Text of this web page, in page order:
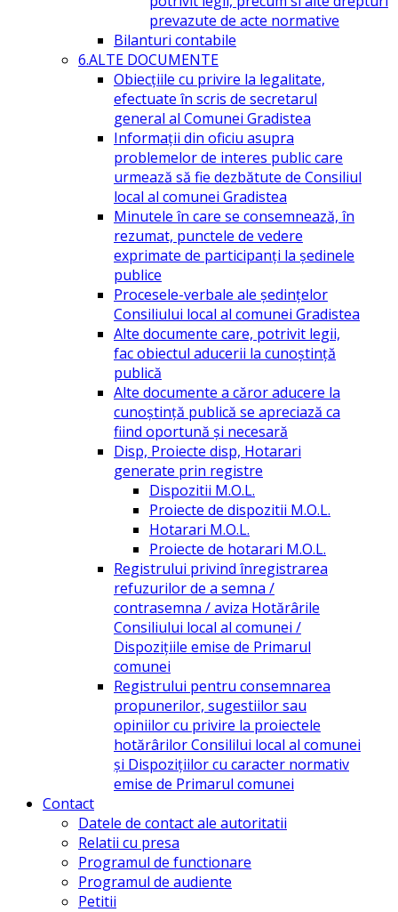
prevazute de acte normative
Bilanturi contabile
6.ALTE DOCUMENTE
Obiecțiile cu privire la legalitate,
efectuate în scris de secretarul
general al Comunei Gradistea
Informații din oficiu asupra
problemelor de interes public care
urmează să fie dezbătute de Consiliul
local al comunei Gradistea
Minutele în care se consemnează, în
rezumat, punctele de vedere
exprimate de participanți la ședinele
publice
Procesele-verbale ale ședințelor
Consiliului local al comunei Gradistea
Alte documente care, potrivit legii,
fac obiectul aducerii la cunoștință
publică
Alte documente a căror aducere la
cunoștință publică se apreciază ca
fiind oportună și necesară
Disp, Proiecte disp, Hotarari
generate prin registre
Dispozitii M.O.L.
Proiecte de dispozitii M.O.L.
Hotarari M.O.L.
Proiecte de hotarari M.O.L.
Registrului privind înregistrarea
refuzurilor de a semna /
contrasemna / aviza Hotărârile
Consiliului local al comunei /
Dispozițiile emise de Primarul
comunei
Registrului pentru consemnarea
propunerilor, sugestiilor sau
opiniilor cu privire la proiectele
hotărârilor Consililui local al comunei
și Dispozițiilor cu caracter normativ
emise de Primarul comunei
Contact
Datele de contact ale autoritatii
Relatii cu presa
Programul de functionare
Programul de audiente
Petitii